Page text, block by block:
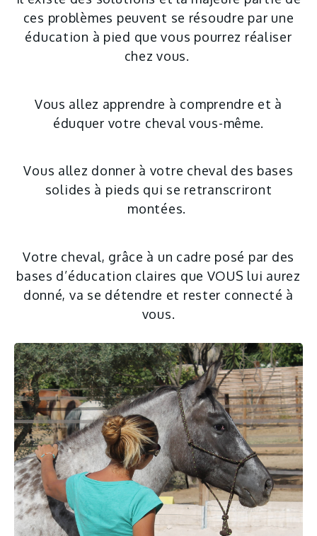
ces problèmes peuvent se résoudre par une
éducation à pied que vous pourrez réaliser
chez vous.
Vous allez apprendre à comprendre et à
éduquer votre cheval vous-même.
Vous allez donner à votre cheval des bases
solides à pieds qui se retranscriront
montées.
Votre cheval, grâce à un cadre posé par des
bases d’éducation claires que VOUS lui aurez
donné, va se détendre et rester connecté à
vous.